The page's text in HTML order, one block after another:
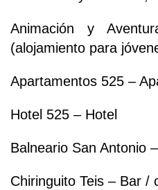
Animación y
(alojamiento para
Apartamentos 525 –
Hotel 525 – Hotel
Balneario San Antonio
Chiringuito Teis – Bar /